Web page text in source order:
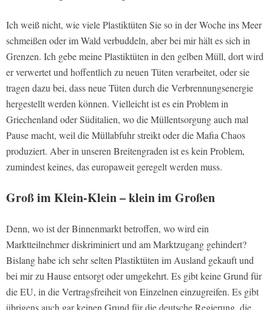
Ich weiß nicht, wie viele Plastiktüten Sie so in der Woche ins Meer
schmeißen oder im Wald verbuddeln, aber bei mir hält es sich in
Grenzen. Ich gebe meine Plastiktüten in den gelben Müll, dort wird
er verwertet und hoffentlich zu neuen Tüten verarbeitet, oder sie
tragen dazu bei, dass neue Tüten durch die Verbrennungsenergie
hergestellt werden können. Vielleicht ist es ein Problem in
Griechenland oder Süditalien, wo die Müllentsorgung auch mal
Pause macht, weil die Müllabfuhr streikt oder die Mafia Chaos
produziert. Aber in unseren Breitengraden ist es kein Problem,
zumindest keines, das europaweit geregelt werden muss.
Groß im Klein-Klein – klein im Großen
Denn, wo ist der Binnenmarkt betroffen, wo wird ein
Marktteilnehmer diskriminiert und am Marktzugang gehindert?
Bislang habe ich sehr selten Plastiktüten im Ausland gekauft und
bei mir zu Hause entsorgt oder umgekehrt. Es gibt keine Grund für
die EU, in die Vertragsfreiheit von Einzelnen einzugreifen. Es gibt